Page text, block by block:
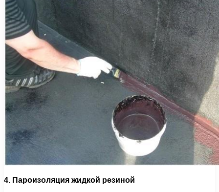
4. Пароизоляция жидкой резиной